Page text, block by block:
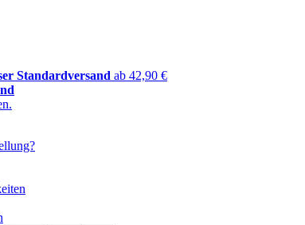
Standardversand ab 42,90 €